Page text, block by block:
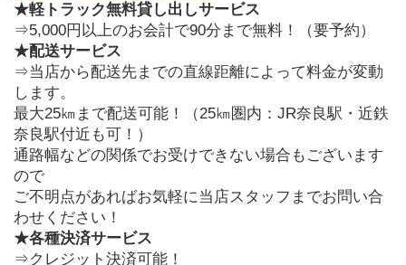
★軽トラック無料貸し出しサービス
⇒5,000円以上のお会計で90分まで無料！（要予約）
★配送サービス
⇒当店から配送先までの直線距離によって料金が変動
します。
最大25㎞まで配送可能！（25㎞圏内：JR奈良駅・近鉄
奈良駅付近も可！）
通路幅などの関係でお受けできない場合もございます
ので
ご不明点があればお気軽に当店スタッフまでお問い合
わせください！
★各種決済サービス
⇒クレジット決済可能！